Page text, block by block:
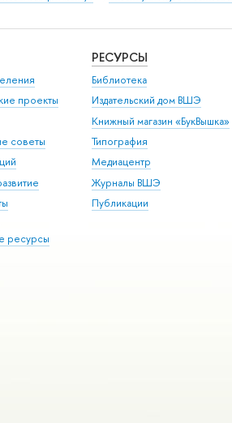
проекты
советы
ресурсы
РЕСУРСЫ
Библиотека
Издательский дом ВШЭ
Книжный магазин «БукВышка»
Типография
Медиацентр
Журналы ВШЭ
Публикации